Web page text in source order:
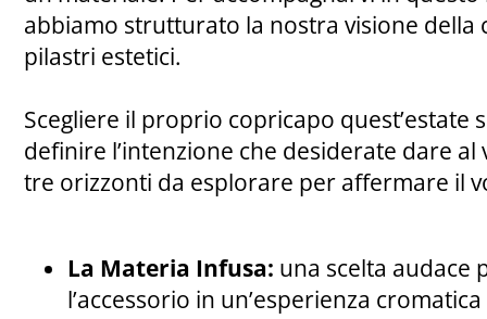
abbiamo strutturato la nostra visione della
pilastri estetici.
Scegliere il proprio copricapo quest’estate
definire l’intenzione che desiderate dare
tre orizzonti da esplorare per affermare il
La Materia Infusa: una scelta audace
l’accessorio in un’esperienza